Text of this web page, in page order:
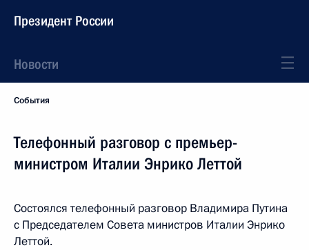
Президент России
Новости
События
Телефонный разговор с премьер-
министром Италии Энрико Леттой
Состоялся телефонный разговор Владимира Путина
с Председателем Совета министров Италии Энрико
Леттой.